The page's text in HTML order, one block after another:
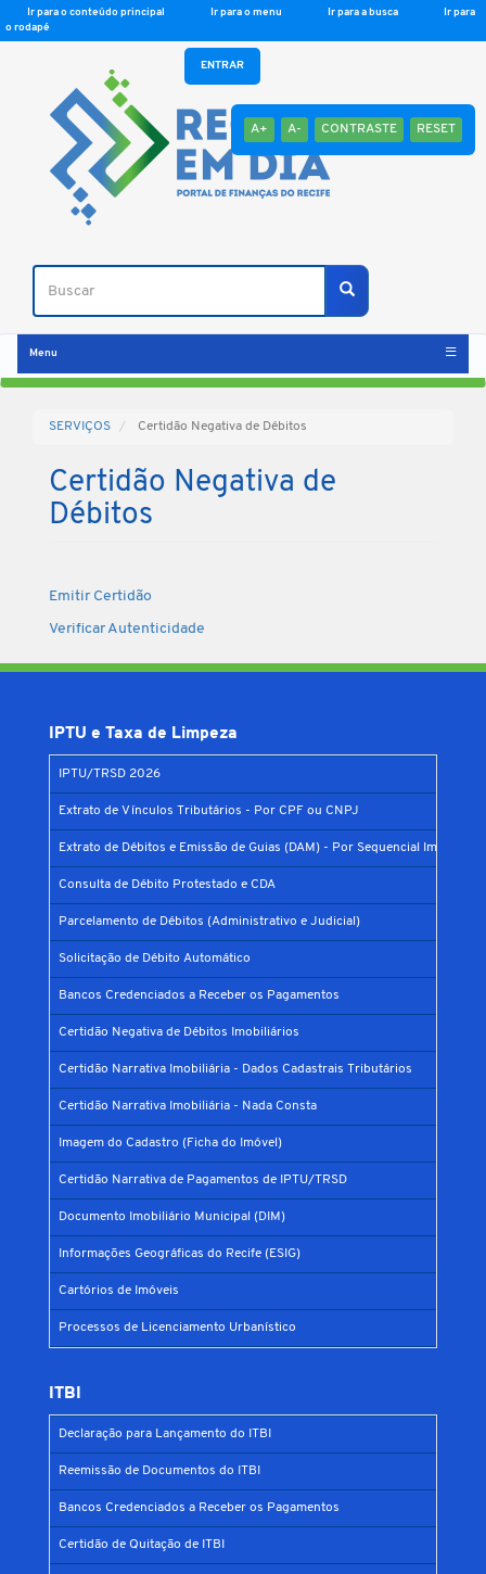
Ir para o conteúdo principal Ir para o menu Ir para a busca
Ir para
o rodapé
A+ A- CONTRASTE RESET
Buscar
Buscar
ENTRAR
Menu
SERVIÇOS Certidão Negativa de Débitos
Certidão Negativa de
Débitos
Emitir Certidão
Verificar Autenticidade
IPTU e Taxa de Limpeza
IPTU/TRSD 2026
Extrato de Vínculos Tributários - Por CPF ou CNPJ
Extrato de Débitos e Emissão de Guias (DAM) - Por Sequencial Imobiliário
Consulta de Débito Protestado e CDA
Parcelamento de Débitos (Administrativo e Judicial)
Solicitação de Débito Automático
Bancos Credenciados a Receber os Pagamentos
Certidão Negativa de Débitos Imobiliários
Certidão Narrativa Imobiliária - Dados Cadastrais Tributários
Certidão Narrativa Imobiliária - Nada Consta
Imagem do Cadastro (Ficha do Imóvel)
Certidão Narrativa de Pagamentos de IPTU/TRSD
Documento Imobiliário Municipal (DIM)
Informações Geográficas do Recife (ESIG)
Cartórios de Imóveis
Processos de Licenciamento Urbanístico
ITBI
Declaração para Lançamento do ITBI
Reemissão de Documentos do ITBI
Bancos Credenciados a Receber os Pagamentos
Certidão de Quitação de ITBI